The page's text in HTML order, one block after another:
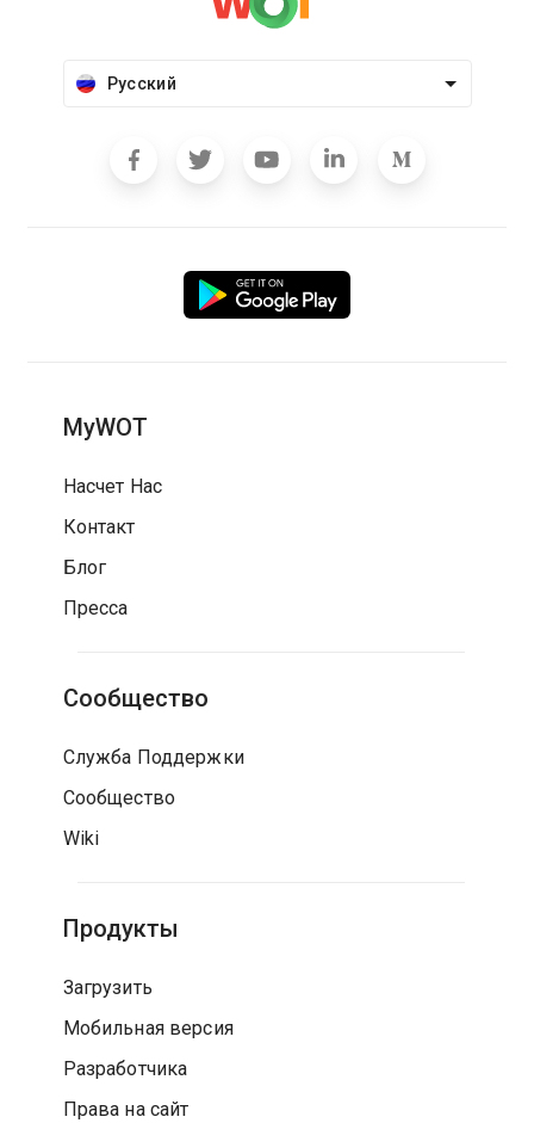
Русский
MyWOT
Насчет Нас
Контакт
Блог
Пресса
Сообщество
Служба Поддержки
Сообщество
Wiki
Продукты
Загрузить
Мобильная версия
Разработчика
Права на сайт